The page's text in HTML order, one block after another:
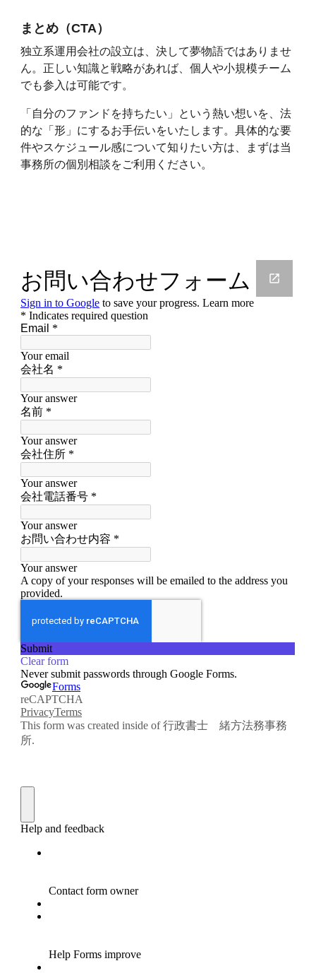
まとめ（CTA）
独立系運用会社の設立は、決して夢物語ではありませ
ん。正しい知識と戦略があれば、個人や小規模チーム
でも参入は可能です。
「自分のファンドを持ちたい」という熱い想いを、法
的な「形」にするお手伝いをいたします。具体的な要
件やスケジュール感について知りたい方は、まずは当
事務所の個別相談をご利用ください。